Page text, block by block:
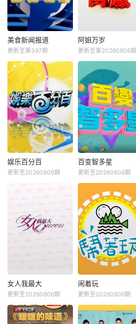
美食新闻报道
更新至第397期
阿姐万岁
更新至第20260806期
娱乐百分百
更新至20260806期
百变智多星
更新至20260806期
女人我最大
更新至20260806期
闹着玩
更新至20260806期